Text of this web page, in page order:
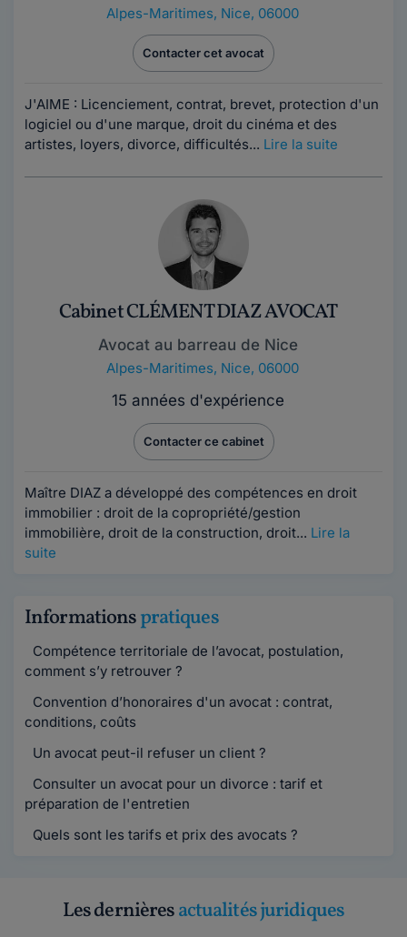
Alpes-Maritimes, Nice, 06000
Contacter cet avocat
J'AIME : Licenciement, contrat, brevet, protection d'un
logiciel ou d'une marque, droit du cinéma et des
artistes, loyers, divorce, difficultés... Lire la suite
Cabinet CLÉMENT DIAZ AVOCAT
Avocat au barreau de Nice
Alpes-Maritimes, Nice, 06000
15 années d'expérience
Contacter ce cabinet
Maître DIAZ a développé des compétences en droit
immobilier : droit de la copropriété/gestion
immobilière, droit de la construction, droit... Lire la
suite
Informationspratiques
Compétence territoriale de l’avocat, postulation,
comment s’y retrouver ?
Convention d’honoraires d'un avocat : contrat,
conditions, coûts
Un avocat peut-il refuser un client ?
Consulter un avocat pour un divorce : tarif et
préparation de l'entretien
Quels sont les tarifs et prix des avocats ?
Les dernièresactualités juridiques